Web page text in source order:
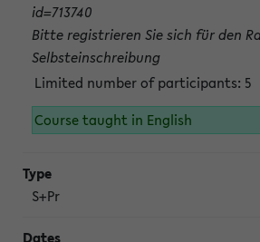
id=713740
Bitte registrieren Sie sich für den
Selbsteinschreibung
Limited number of participants: 5
Course taught in English
S+Pr